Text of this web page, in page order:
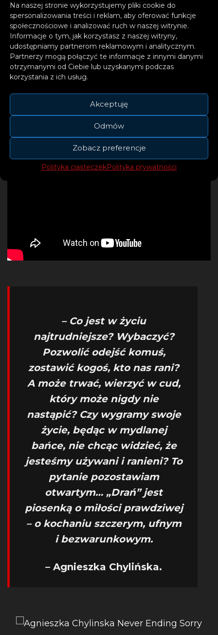
Na naszej stronie wykorzystujemy pliki cookie do
spersonalizowania treści i reklam, aby oferować funkcje
społecznościowe i analizować ruch w naszej witrynie.
Informacje o tym, jak korzystasz z naszej witryny,
udostępniamy partnerom reklamowym i analitycznym.
Partnerzy mogą połączyć te informacje z innymi danymi
otrzymanymi od Ciebie lub uzyskanymi podczas
korzystania z ich usług.
Akceptuję
Odmów
Zobacz preferencje
Polityka ciasteczekPolityka prywatności
– Co jest w życiu
najtrudniejsze? Wybaczyć?
Pozwolić odejść komuś,
zostawić kogoś, kto nas rani?
A może trwać, wierzyć w cud,
który może nigdy nie
nastąpić? Czy wygramy swoje
życie, będąc w mydlanej
bańce, nie chcąc widzieć, że
jesteśmy używani i ranieni? To
pytanie pozostawiam
otwartym… „Drań” jest
piosenką o miłości prawdziwej
– o kochaniu szczerym, ufnym
i bezwarunkowym.
– Agnieszka Chylińska.